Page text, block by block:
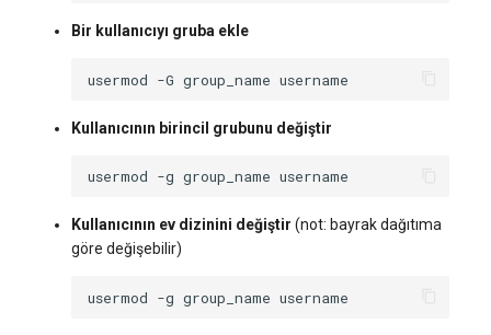
Bir kullanıcıyı gruba ekle
usermod -G group_name
Kullanıcının birincil grubunu değiştir
usermod -g group_name
Kullanıcının ev dizinini değiştir (not: bayrak dağıtıma
göre değişebilir)
usermod -g group_name